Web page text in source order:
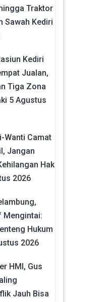
Traktor
Sawah Kediri
Kediri
Jualan,
Tiga Zona
5 Agustus
Wanti Camat
Jangan
Hak
2026
Mengintai:
Hukum
2026
HMI, Gus
Jauh Bisa